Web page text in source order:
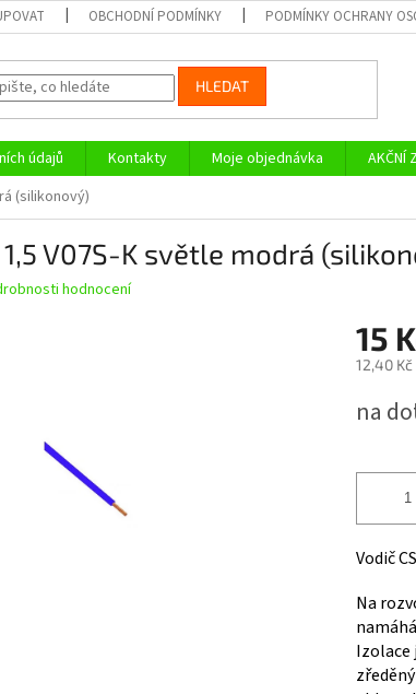
OBCHODNÍ PODMÍNKY PODMÍNKY OCHRANY
HLEDAT
údajů Kontakty Moje objednávka AKČNÍ
(silikonový)
1,5 V07S-K světle modrá
hodnocení
15
12,40 Kč
cena:
na
Vodič
Na
Izolace